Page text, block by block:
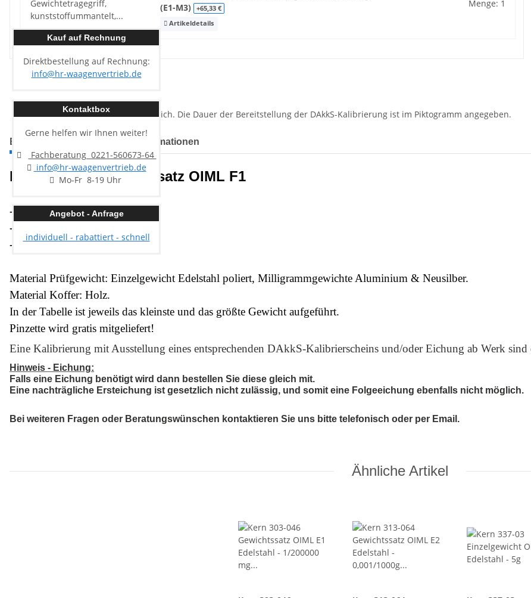
Kontaktbox
Gerne helfen wir Ihnen weiter!
Fachberatung 0221-560673-64
info@hr-waagenvertrieb.de
Mo-Fr 8-19 Uhr
Kauf auf Rechnung
Direktbestellung auf Rechnung:
info@hr-waagenvertrieb.de
Angebot - Anfrage
individuell - rabattiert - schnell
(E1-M3)
+65,33 €
Artikeldetails
Menge: 1
Beschreibung Herstellerinformationen
Kern 324-09 Gewichtssatz OIML F1
- Nennwert:1g - 10000g
- Form:
- Material:Edelstahl poliert
Material Prüfgewicht: Einzelgewicht Edelstahl poliert, Milligrammgewichte Aluminium & Neusilber.
Material Koffer: Holz.
In der Tabelle ist jeweils das kleinste und das größte Gewicht aufgeführt.
Pinzette wird gratis mitgeliefert!
Eine Kalibrierung mit Ausstellung eines entsprechenden DAkkS-Kalibrierscheins und/oder Eichung ab Werk sind
Hinweis - Eichung:
Falls eine Eichung benötigt wird dann bestellen Sie diese gleich mit.
Eine nachträgliche Ersteichung ist gesetzlich nicht zulässig, und somit eine Folgeeichung ebenfalls nicht möglich.
Bei weiteren Fragen oder Beratungswünschen kontaktieren Sie uns bitte telefonisch oder per Email.
Ähnliche Artikel